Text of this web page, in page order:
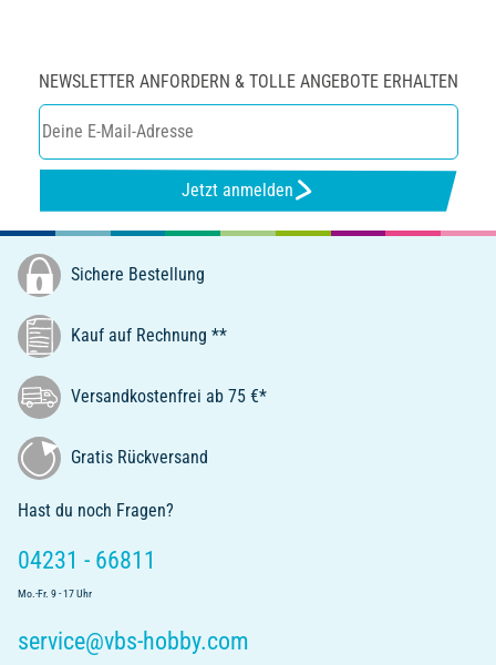
NEWSLETTER ANFORDERN & TOLLE ANGEBOTE ERHALTEN
Jetzt anmelden
Sichere Bestellung
Kauf auf Rechnung **
Versandkostenfrei ab 75 €*
Gratis Rückversand
Hast du noch Fragen?
04231 - 66811
Mo.-Fr. 9 - 17 Uhr
service@vbs-hobby.com